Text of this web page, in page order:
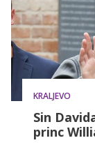
KRALJEVO
Sin
princ